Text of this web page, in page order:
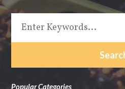
Popular Categories